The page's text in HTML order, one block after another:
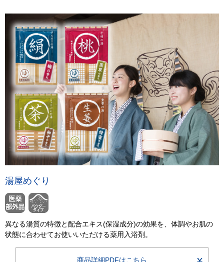
湯屋めぐり
異なる湯質の特徴と配合エキス(保湿成分)の効果を、体調やお肌の
状態に合わせてお使いいただける薬用入浴剤。
商品詳細PDFはこちら